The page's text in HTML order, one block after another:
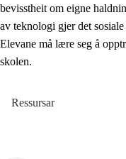
bevisstheit om eigne
av teknologi gjer det
Elevane må lære seg å
skolen.
Ressursar